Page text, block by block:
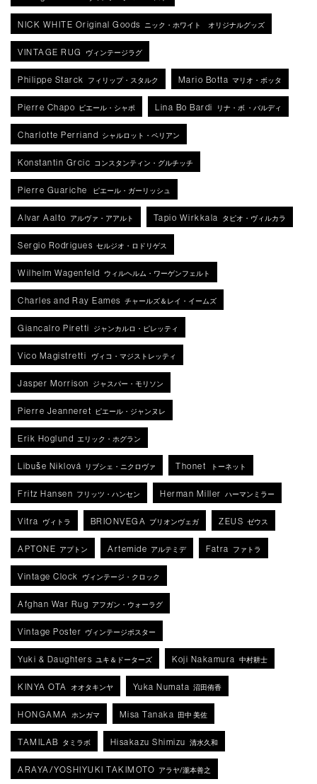
NICK WHITE Original Goods ニック・ホワイト オリジナルグッズ
VINTAGE RUG ヴィンテージラグ
Philippe Starck フィリップ・スタルク Mario Botta マリオ・ボッタ
Pierre Chapo ピエール・シャポ Lina Bo Bardi リナ・ボ ・バルディ
Charlotte Perriand シャルロット・ペリアン
Konstantin Grcic コンスタンティン・グルチッチ
Pierre Guariche ピエール・ガーリッシュ
Alvar Aalto アルヴァ・アアルト Tapio Wirkkala タピオ・ヴィルカラ
Sergio Rodrigues セルジオ・ロドリゲス
Wilhelm Wagenfeld ウィルヘルム・ワーゲンフェルト
Charles and Ray Eames チャールズ＆レイ・イームズ
Giancalro Piretti ジャンカルロ・ピレッティ
Vico Magistretti ヴィコ・マジストレッティ
Jasper Morrison ジャスパー・モリソン
Pierre Jeanneret ピエール・ジャンヌレ
Erik Hoglund エリック・ホグラン
Libuše Niklová リブシェ・ニクロヴァ Thonet トーネット
Fritz Hansen フリッツ・ハンセン Herman Miller ハーマンミラー
Vitra ヴィトラ BRIONVEGA ブリオンヴェガ ZEUS ゼウス
APTONE アプトン Artemide アルテミデ Fatra ファトラ
Vintage Clock ヴィンテージ・クロック
Afghan War Rug アフガン・ウォーラグ
Vintage Poster ヴィンテージポスター
Yuki & Daughters ユキ＆ドーターズ Koji Nakamura 中村耕士
KINYA OTA オオタキンヤ Yuka Numata 沼田侑香
HONGAMA ホンガマ Misa Tanaka 田中 美佐
TAMILAB タミラボ Hisakazu Shimizu 清水久和
ARAYA/YOSHIYUKI TAKIMOTO アラヤ/瀧本善之